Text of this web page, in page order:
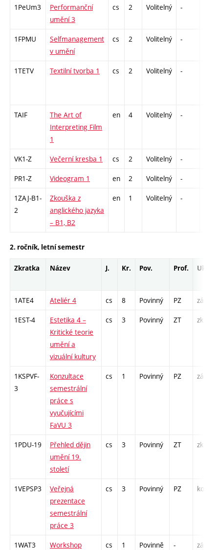
1PeUm3
Performanční
umění 3
cs 2 Volitelný -
1FPMU
Selfmanagement
v umění
cs 2 Volitelný -
1TETV Textilní tvorba 1 cs 2 Volitelný -
TAIF
The Art of
Interpreting Film
1
en 4 Volitelný -
VK1-Z Večerní kresba 1 cs 2 Volitelný -
PR1-Z Videogram 1 en 2 Volitelný -
1ZAJ-B1-
2
Zkouška z
anglického jazyka
– B1, B2
en 1 Volitelný -
2. ročník, letní semestr
Zkratka Název J. Kr. Pov. Prof. Uk.
1ATE4 Ateliér 4 cs 8 Povinný PZ zá
1EST-4
Estetika 4 –
Kritické teorie
umění a
vizuální kultury
cs 3 Povinný ZT zk
1KSPVF-
3
Konzultace
semestrální
práce s
vyučujícími
FaVU 3
cs 1 Povinný PZ zá
1PDU-19
Přehled dějin
umění 19.
století
cs 3 Povinný ZT zk
1VEPSP3
Veřejná
prezentace
semestrální
práce 3
cs 3 Povinný PZ kol
1WAT3
Workshop
cs 1
Povinně
- zá